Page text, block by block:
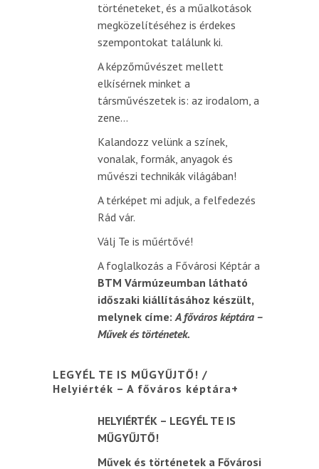
történeteket, és a műalkotások
megközelítéséhez is érdekes
szempontokat találunk ki.
A képzőművészet mellett
elkísérnek minket a
társművészetek is: az irodalom, a
zene…
Kalandozz velünk a színek,
vonalak, formák, anyagok és
művészi technikák világában!
A térképet mi adjuk, a felfedezés
Rád vár.
Válj Te is műértővé!
A foglalkozás a Fővárosi Képtár a
BTM Vármúzeumban látható
időszaki kiállításához készült,
melynek címe:A főváros képtára –
Művek éstörténetek.
LEGYÉL TE IS MŰGYŰJTŐ! /
Helyiérték – A főváros képtára+
HELYIÉRTÉK – LEGYÉL TE IS
MŰGYŰJTŐ!
Művek és történetek a Fővárosi